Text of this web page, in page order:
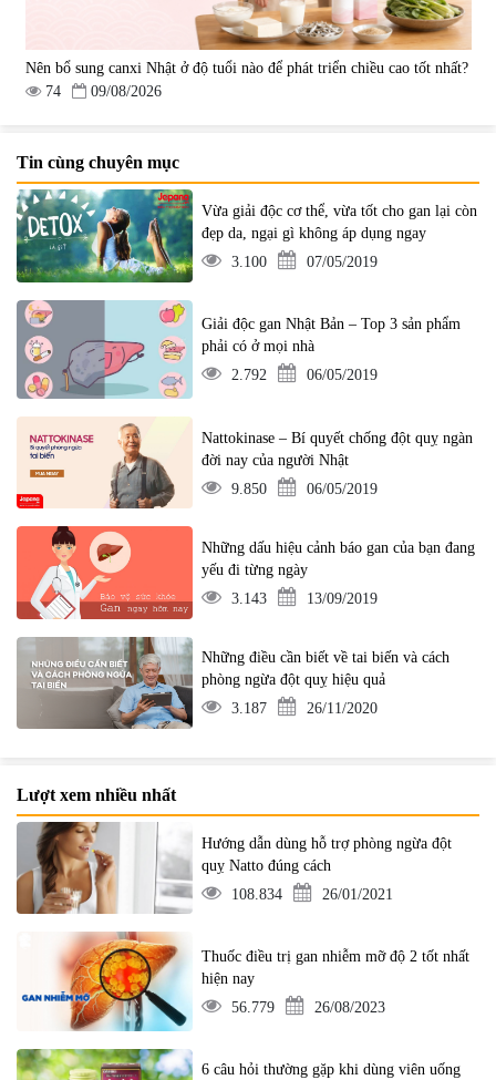
Nên bổ sung canxi Nhật ở độ tuổi nào để phát triển chiều cao tốt nhất?
74
09/08/2026
Tin cùng chuyên mục
Vừa giải độc cơ thể, vừa tốt cho gan lại còn
đẹp da, ngại gì không áp dụng ngay
3.100
07/05/2019
Giải độc gan Nhật Bản – Top 3 sản phẩm
phải có ở mọi nhà
2.792
06/05/2019
Nattokinase – Bí quyết chống đột quỵ ngàn
đời nay của người Nhật
9.850
06/05/2019
Những dấu hiệu cảnh báo gan của bạn đang
yếu đi từng ngày
3.143
13/09/2019
Những điều cần biết về tai biến và cách
phòng ngừa đột quỵ hiệu quả
3.187
26/11/2020
Lượt xem nhiều nhất
Hướng dẫn dùng hỗ trợ phòng ngừa đột
quỵ Natto đúng cách
108.834
26/01/2021
Thuốc điều trị gan nhiễm mỡ độ 2 tốt nhất
hiện nay
56.779
26/08/2023
6 câu hỏi thường gặp khi dùng viên uống